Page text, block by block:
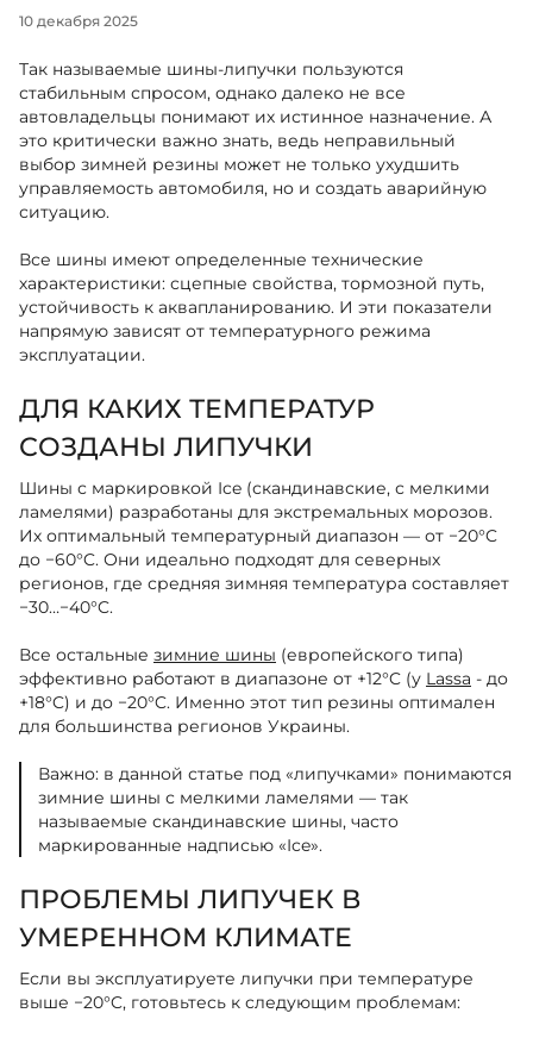
10 декабря 2025
Так называемые шины-липучки пользуются
стабильным спросом, однако далеко не все
автовладельцы понимают их истинное назначение. А
это критически важно знать, ведь неправильный
выбор зимней резины может не только ухудшить
управляемость автомобиля, но и создать аварийную
ситуацию.
Все шины имеют определенные технические
характеристики: сцепные свойства, тормозной путь,
устойчивость к аквапланированию. И эти показатели
напрямую зависят от температурного режима
эксплуатации.
ДЛЯ КАКИХ ТЕМПЕРАТУР
СОЗДАНЫ ЛИПУЧКИ
Шины с маркировкой Ice (скандинавские, с мелкими
ламелями) разработаны для экстремальных морозов.
Их оптимальный температурный диапазон — от −20°C
до −60°C. Они идеально подходят для северных
регионов, где средняя зимняя температура составляет
−30…−40°C.
Все остальные зимние шины (европейского типа)
эффективно работают в диапазоне от +12°C (у Lassa - до
+18°C) и до −20°C. Именно этот тип резины оптимален
для большинства регионов Украины.
Важно: в данной статье под «липучками» понимаются
зимние шины с мелкими ламелями — так
называемые скандинавские шины, часто
маркированные надписью «Ice».
ПРОБЛЕМЫ ЛИПУЧЕК В
УМЕРЕННОМ КЛИМАТЕ
Если вы эксплуатируете липучки при температуре
выше −20°C, готовьтесь к следующим проблемам: